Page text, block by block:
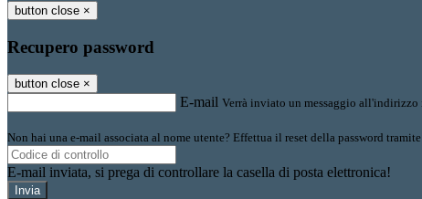
button close ×
Recupero password
button close ×
E-mail Verrà inviato un messaggio
Non hai una e-mail associata al nome utente? Effettua il reset della password
E-mail inviata, si prega di controllare la casella di posta elettronica!